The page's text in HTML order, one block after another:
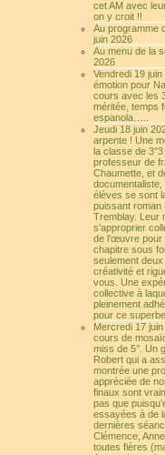
cet AM avec
on y croit !!
Au programme
juin 2026
Au menu de la
2026
Vendredi 19
émotion pour
cours avec les
méritée, temps
espanola…..
Jeudi 18 juin
arpente ! Une
la classe de
professeur de
Chaumette, et
élèves se sont
puissant roman
Tremblay. Leur
s’approprier
de l’œuvre
chapitre sous
seulement deux
créativité et
vous. Une
collective à
pleinement
pour ce
Mercredi 17
cours de
miss de 5°. Un
Robert qui a
montrée une
appréciée de
finaux sont
pas que
essayées à de
dernières
Clémence,
toutes fières